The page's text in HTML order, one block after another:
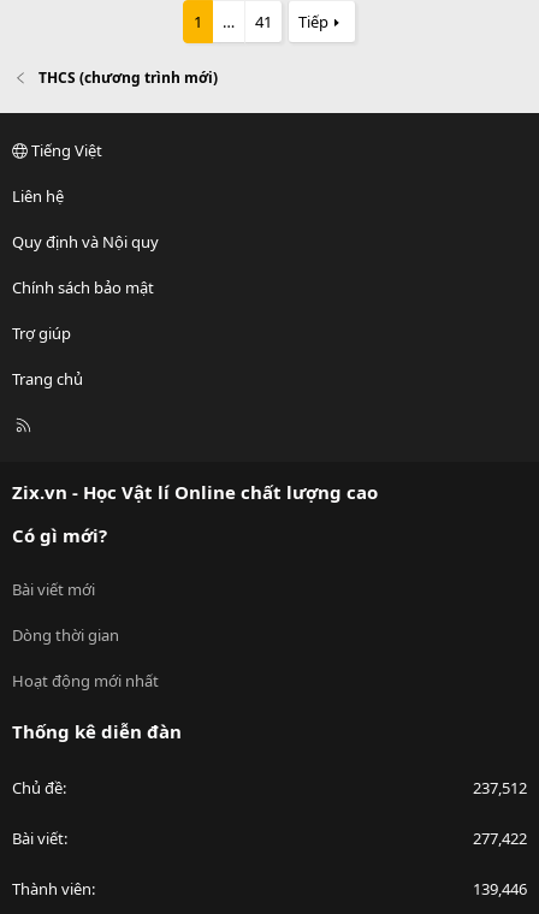
1 … 41 Tiếp
THCS (chương trình mới)
Tiếng Việt
Liên hệ
Quy định và Nội quy
Chính sách bảo mật
Trợ giúp
Trang chủ
R
Zix.vn - Học Vật lí Online chất lượng cao
Có gì mới?
Bài viết mới
Dòng thời gian
Hoạt động mới nhất
Thống kê diễn đàn
Chủ đề 237,512
Bài viết 277,422
Thành viên 139,446